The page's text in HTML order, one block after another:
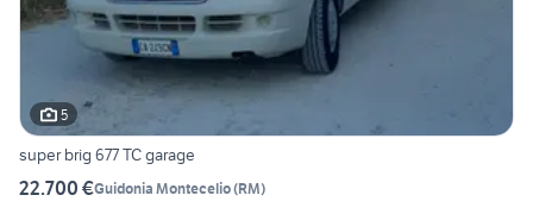
5
super brig 677 TC garage
22.700 €Guidonia Montecelio(RM)